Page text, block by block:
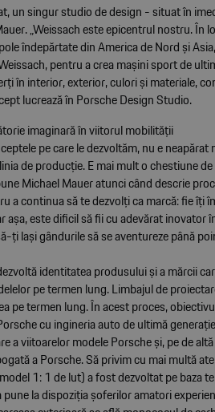
un singur studio de design - situat în
„Weissach este epicentrul nostru. În
îndepărtate din America de Nord și
pentru a crea mașini sport de
în interior, exterior, culori și materiale,
lucrează în Porsche Design Studio.
imaginară în viitorul mobilității
pe care le dezvoltăm, nu e
de producție. E mai mult o chestiune
Michael Mauer atunci când descrie
a continua să te dezvolți ca marcă: fie îți
așa, este dificil să fii cu adevărat inovator
ți lași gândurile să se aventureze până
identitatea produsului și a mărcii
pe termen lung. Limbajul de
pe termen lung. În acest proces,
cu ingineria auto de ultimă
a viitoarelor modele Porsche și, pe de
a Porsche. Să privim cu mai multă
1: 1 de lut) a fost dezvoltat pe baza
la dispoziția șoferilor amatori